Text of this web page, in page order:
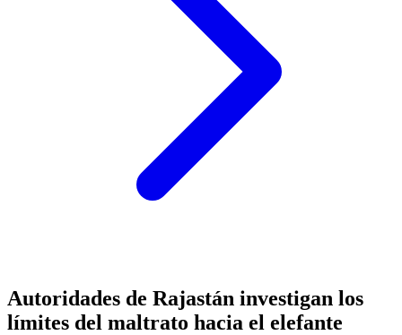
Autoridades de Rajastán investigan los
límites del maltrato hacia el elefante